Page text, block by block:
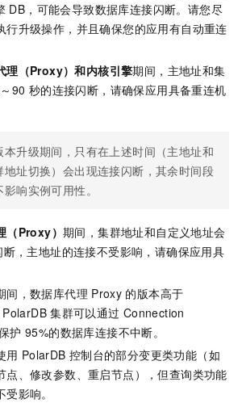
DB，可能会导致数据库连接闪断。请您尽
行升级操作，并且确保您的应用有自动重连
理（Proxy）和内核引擎期间，主地址和集
90 秒的连接闪断，请确保应用具备重连机
本升级期间，只有在上述时间（主地址和
地址切换）会出现连接闪断，其余时间段
影响实例可用性。
（Proxy） 期间，集群地址和自定义地址会
断，主地址的连接不受影响，请确保应用具
间，数据库代理 Proxy 的版本高于
PolarDB 集群可以通过 Connection
护 95%的数据库连接不中断。
用 PolarDB 控制台的部分变更类功能（如
点、修改参数、重启节点），但查询类功能
受影响。